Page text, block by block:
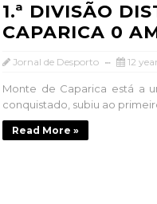
1.ª DIVISÃO
CAPARICA 0
Jornal de Desporto 12
Monte de Caparica está a
conquistado, subiu ao
Read More »